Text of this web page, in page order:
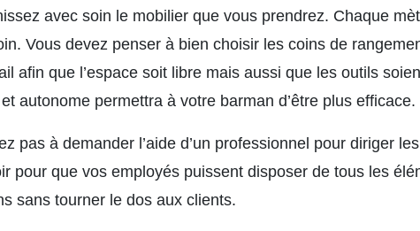
avec soin le mobilier que vous prendrez. Chaque
Vous devez penser à bien choisir les coins de
afin que l’espace soit libre mais aussi que les outils
autonome permettra à votre barman d’être plus efficace.
pas à demander l’aide d’un professionnel pour diriger
pour que vos employés puissent disposer de tous les
sans tourner le dos aux clients.